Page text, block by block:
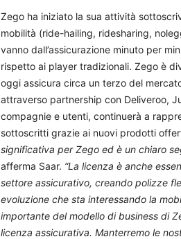
Zego ha iniziato la sua attività
mobilità (ride-hailing, ridesharing,
vanno dall’assicurazione minuto per
rispetto ai player tradizionali. Zego è
oggi assicura circa un terzo del
attraverso partnership con Deliveroo,
compagnie e utenti, continuerà a
sottoscritti grazie ai nuovi prodotti
significativa per Zego ed è un chiaro
afferma Saar. “La licenza è anche
settore assicurativo, creando polizze
evoluzione che sta interessando la
importante del modello di business di
licenza assicurativa. Manterremo le